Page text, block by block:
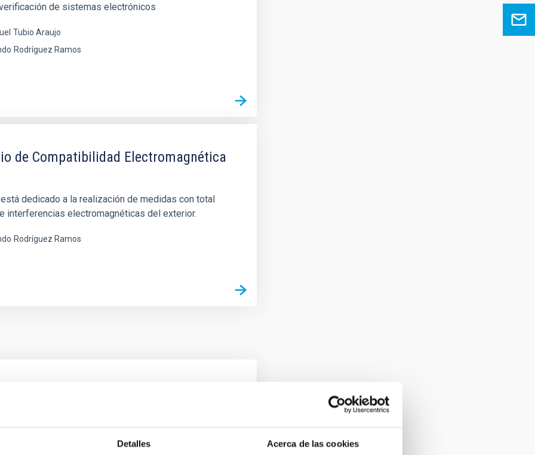
Detalles Acerca de las cookies
de sistemas electrónicos
Tubio Araujo
Rodríguez Ramos
de Compatibilidad Electromagnética
dedicado a la realización de medidas con total
interferencias electromagnéticas del exterior.
Rodríguez Ramos
tiene una amplia experiencia en el diseño y